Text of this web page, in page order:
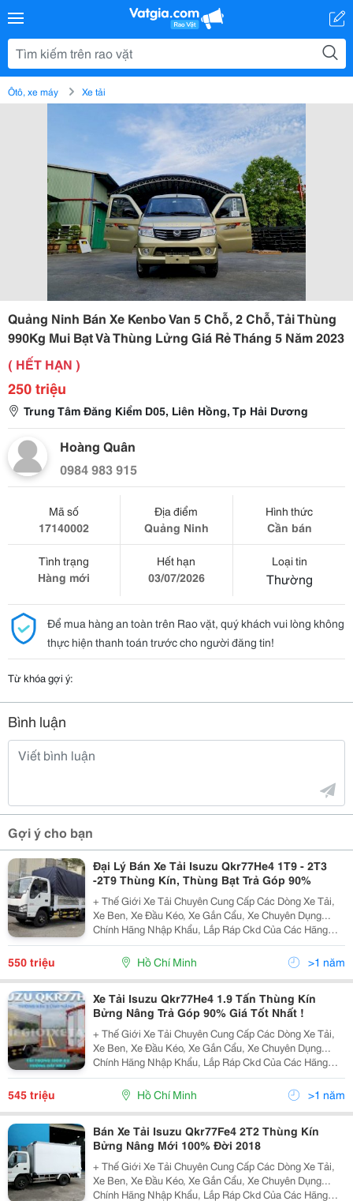
Ôtô, xe máy Xe tải
Quảng Ninh Bán Xe Kenbo Van 5 Chỗ, 2 Chỗ, Tải Thùng
990Kg Mui Bạt Và Thùng Lửng Giá Rẻ Tháng 5 Năm 2023
( HẾT HẠN )
250 triệu
Trung Tâm Đăng Kiểm D05, Liên Hồng, Tp Hải Dương
Hoàng Quân
0984 983 915
Mã số
17140002
Địa điểm
Quảng Ninh
Hình thức
Cần bán
Tình trạng
Hàng mới
Hết hạn
03/07/2026
Loại tin
Thường
Để mua hàng an toàn trên Rao vặt, quý khách vui lòng không
thực hiện thanh toán trước cho người đăng tin!
Từ khóa gợi ý:
Bình luận
Gợi ý cho bạn
Đại Lý Bán Xe Tải Isuzu Qkr77He4 1T9 - 2T3
-2T9 Thùng Kín, Thùng Bạt Trả Góp 90%
+ Thế Giới Xe Tải Chuyên Cung Cấp Các Dòng Xe Tải,
Xe Ben, Xe Đầu Kéo, Xe Gắn Cẩu, Xe Chuyên Dụng...
Chính Hãng Nhập Khẩu, Lắp Ráp Ckd Của Các Hãng
Thương Hiệu Isuzu, Hino, Fuso, Hyundai, Daewoo,
Teraco... Cam Kết Hỗ Trợ Trả Góp Lên Đến 90% Giá Trị X
550 triệu Hồ Chí Minh >1 năm
Xe Tải Isuzu Qkr77He4 1.9 Tấn Thùng Kín
Bửng Nâng Trả Góp 90% Giá Tốt Nhất !
+ Thế Giới Xe Tải Chuyên Cung Cấp Các Dòng Xe Tải,
Xe Ben, Xe Đầu Kéo, Xe Gắn Cẩu, Xe Chuyên Dụng...
Chính Hãng Nhập Khẩu, Lắp Ráp Ckd Của Các Hãng
Thương Hiệu Isuzu, Hino, Fuso, Hyundai, Daewoo,
Teraco... Cam Kết Hỗ Trợ Trả Góp Lên Đến 90% Giá Trị X
545 triệu Hồ Chí Minh >1 năm
Bán Xe Tải Isuzu Qkr77Fe4 2T2 Thùng Kín
Bửng Nâng Mới 100% Đời 2018
+ Thế Giới Xe Tải Chuyên Cung Cấp Các Dòng Xe Tải,
Xe Ben, Xe Đầu Kéo, Xe Gắn Cẩu, Xe Chuyên Dụng...
Chính Hãng Nhập Khẩu, Lắp Ráp Ckd Của Các Hãng